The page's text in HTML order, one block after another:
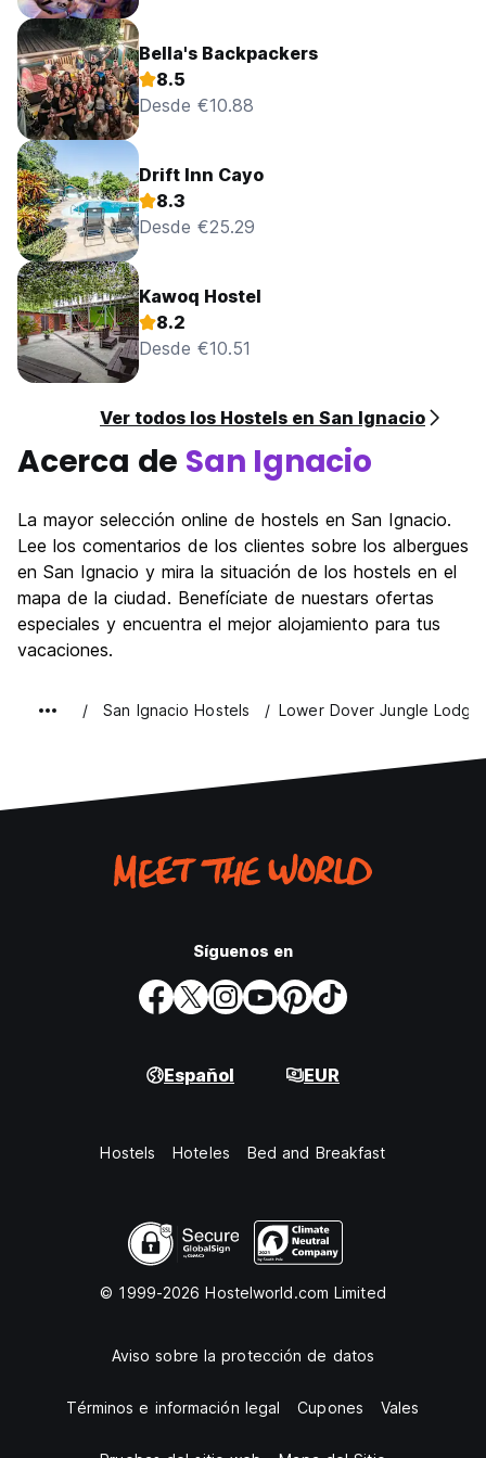
Bella's Backpackers
8.5
Desde €10.88
Drift Inn Cayo
8.3
Desde €25.29
Kawoq Hostel
8.2
Desde €10.51
Ver todos los Hostels en San Ignacio
Acerca de San Ignacio
La mayor selección online de hostels en San Ignacio.
Lee los comentarios de los clientes sobre los albergues
en San Ignacio y mira la situación de los hostels en el
mapa de la ciudad. Benefíciate de nuestars ofertas
especiales y encuentra el mejor alojamiento para tus
vacaciones.
San Ignacio Hostels Lower Dover Jungle Lodge
Síguenos en
Español EUR
Hostels Hoteles Bed and Breakfast
© 1999-2026 Hostelworld.com Limited
Aviso sobre la protección de datos
Términos e información legal Cupones Vales